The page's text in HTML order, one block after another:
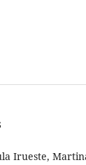
Irueste,